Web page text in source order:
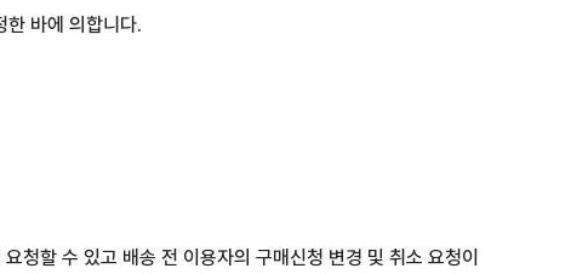
한 바에 의합니다.
청할 수 있고 배송 전 이용자의 구매신청 변경 및 취소 요청이